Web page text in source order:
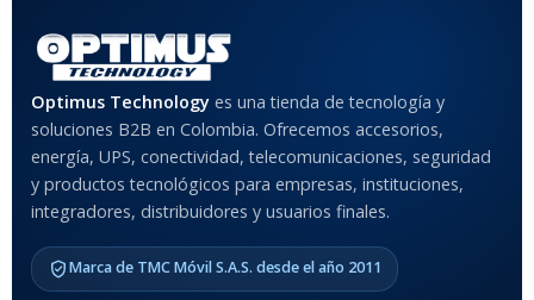
Anti-Shock
MODELO DE TABLETS
COMPATIBLES
Samsung Galaxy Tab A8 10.5
2021 SM-x200 / Samsung
Optimus Technology es una tienda de tecnología y
soluciones B2B en Colombia. Ofrecemos accesorios,
energía, UPS, conectividad, telecomunicaciones, seguridad
y productos tecnológicos para empresas, instituciones,
integradores, distribuidores y usuarios finales.
Marca de TMC Móvil S.A.S. desde el año 2011